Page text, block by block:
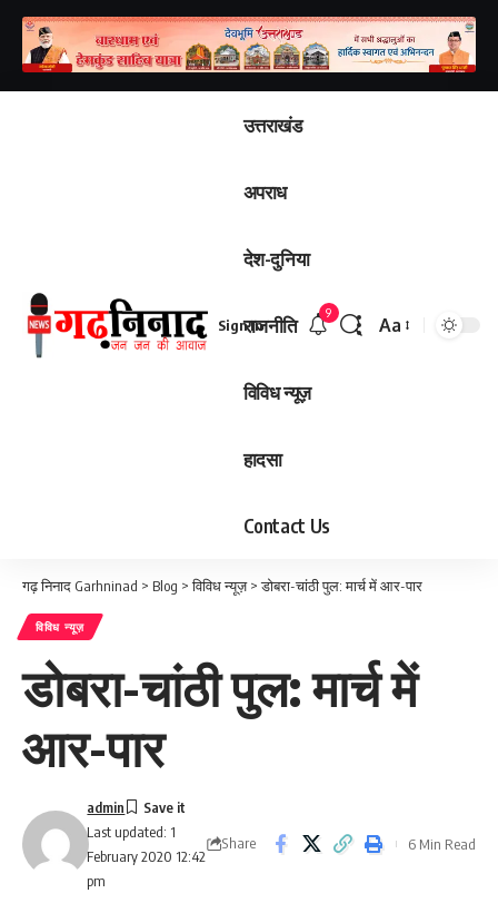
उत्तराखंड
अपराध
देश-दुनिया
राजनीति
विविध न्यूज़
हादसा
Contact Us
Sign In
9
Aa
गढ़ निनाद Garhninad > Blog >विविध न्यूज़>डोबरा-चांठी पुल: मार्च में आर-पार
विविध न्यूज़
डोबरा-चांठी पुल: मार्च में
आर-पार
Last updated: 1
February 2020 12:42
pm
admin
Share 6 Min Read